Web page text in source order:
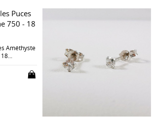
Améthyste